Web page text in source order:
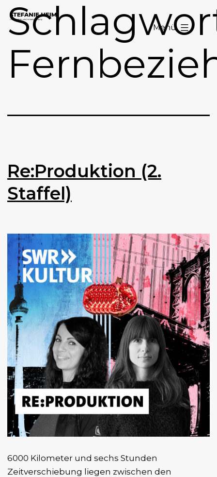
Zum
Inhalt
Stefanie
Heim
Menü
Re:Produktion (2.
Staffel)
6000 Kilometer und sechs Stunden
Zeitverschiebung liegen zwischen den